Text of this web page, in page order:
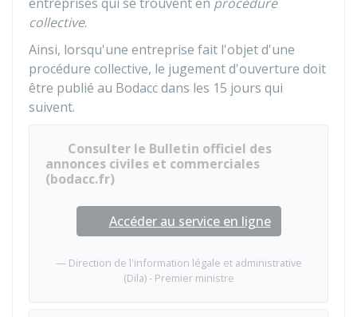
collective.
Ainsi, lorsqu'une entreprise fait l'objet d'une
procédure collective, le jugement d'ouverture doit
être publié au Bodacc dans les 15 jours qui
suivent.
Consulter le Bulletin officiel des
annonces civiles et commerciales
(bodacc.fr)
Accéder au service en ligne
Direction de l'information légale et administrative
(Dila) - Premier ministre